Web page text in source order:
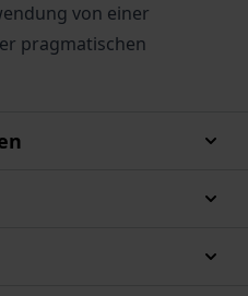
von einer
pragmatischen